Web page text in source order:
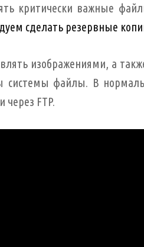
критически важные
сделать резервные
изображениями, а
системы файлы. В
FTP.